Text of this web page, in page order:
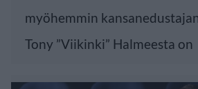
myöhemmin
Tony ”Viikinki” Halmeesta on